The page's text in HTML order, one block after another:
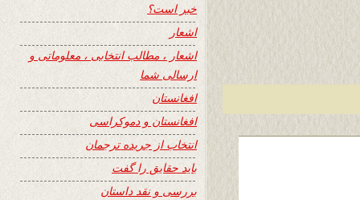
خبر است؟
اشعار
اشعار ، مطالب انتخابی ، معلوماتی و
ارسالی شما
افغانستان
افغانستان و دموکراسی
انتخاب از جریده ترجمان
باید حقایق را گفت
بررسی و نقد داستان